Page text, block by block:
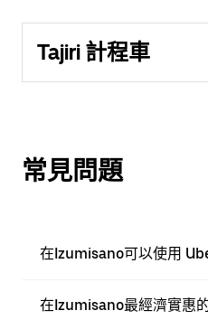
Tajiri 計程車
常見問題
在Izumisano可以使用
在Izumisano最經濟實惠